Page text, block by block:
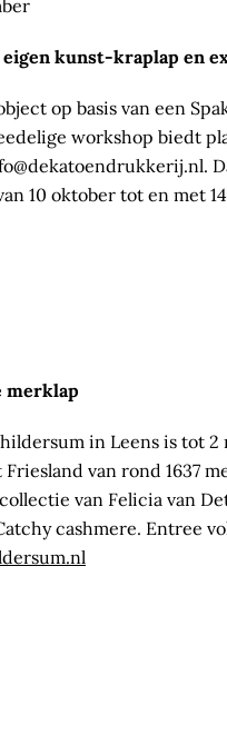
kunst-kraplap en
op basis van een
workshop biedt
10 oktober tot en met
merklap
in Leens is tot
van rond 1637
van Felicia van
cashmere. Entree